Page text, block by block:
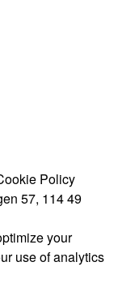
Policy
57, 114 49
your
use of analytics